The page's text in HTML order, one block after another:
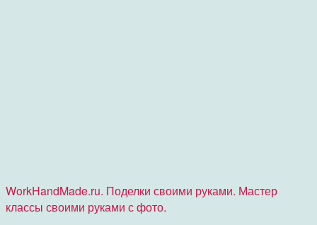
WorkHandMade.ru. Поделки своими руками. Мастер
классы своими руками с фото.